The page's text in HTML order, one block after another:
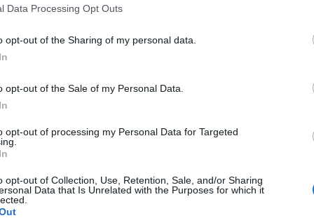
Data Processing Opt Outs
opt-out of the Sharing of my personal data.
opt-out of the Sale of my Personal Data.
opt-out of processing my Personal Data for Targeted
opt-out of Collection, Use, Retention, Sale, and/or Sharing
Data that Is Unrelated with the Purposes for which it
gaus nemokamą maitinimą.
Manmohanas Singhas (Manmohan Singh)